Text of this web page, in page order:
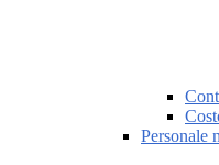
Personale